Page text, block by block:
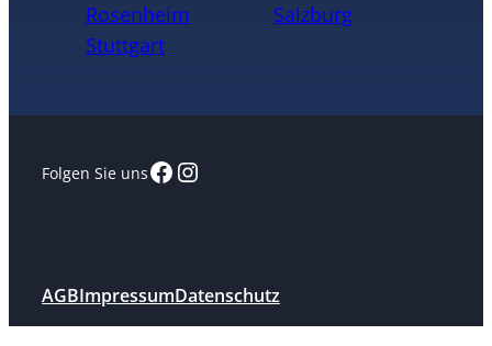
Rosenheim
Salzburg
Stuttgart
Folgen Sie unsFacebook
Instagram
AGBImpressumDatenschutz